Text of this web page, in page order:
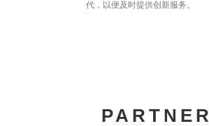
代，以便及时提供创新服务。
PARTNER